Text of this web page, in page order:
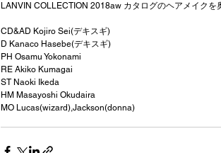
LANVIN COLLECTION 2018aw カタログのヘアメイクを
CD&AD Kojiro Sei(デキスギ)
D Kanaco Hasebe(デキスギ)
PH Osamu Yokonami
RE Akiko Kumagai
ST Naoki Ikeda
HM Masayoshi Okudaira
MO Lucas(wizard),Jackson(donna)